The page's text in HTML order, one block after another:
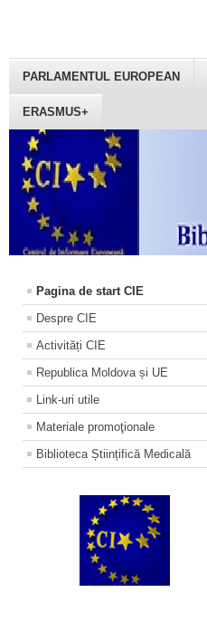
PARLAMENTUL EUROPEAN
ERASMUS+
Pagina de start CIE
Despre CIE
Activități CIE
Republica Moldova și UE
Link-uri utile
Materiale promoţionale
Biblioteca Științifică Medicală